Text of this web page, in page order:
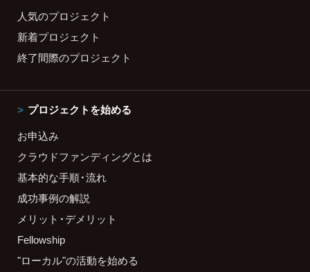
人気のプロジェクト
新着プロジェクト
終了間際のプロジェクト
プロジェクトを始める
お申込み
クラウドファンディングとは
基本的な手順・流れ
成功事例の解説
メリット・デメリット
Fellowship
"ローカル"の活動を始める